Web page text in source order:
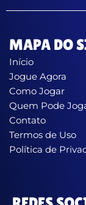
MAPA DO
Início
Jogue Agora
Como Jogar
Quem Pode
Contato
Termos de Uso
Política de